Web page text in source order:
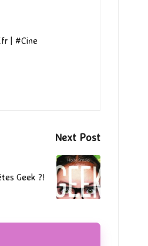
| #Cine
Next Post
Geek ?!